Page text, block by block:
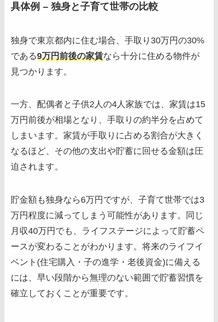
具体例 – 独身と子育て世帯の比較
独身で東京都内に住む場合、手取り30万円の30%
である9万円前後の家賃なら十分に住める物件が
見つかります。
一方、配偶者と子供2人の4人家族では、家賃は15
万円前後が相場となり、手取りの約半分を占めて
しまいます。家賃が手取りに占める割合が大きく
なるほど、その他の支出や貯蓄に回せる金額は圧
迫されます。
貯金額も独身なら6万円ですが、子育て世帯では3
万円程度に減ってしまう可能性があります。同じ
月収40万円でも、ライフステージによって貯蓄ペ
ースが変わることがわかります。将来のライフイ
ベント(住宅購入・子の進学・老後資金)に備える
には、早い段階から無理のない範囲で貯蓄習慣を
確立しておくことが重要です。